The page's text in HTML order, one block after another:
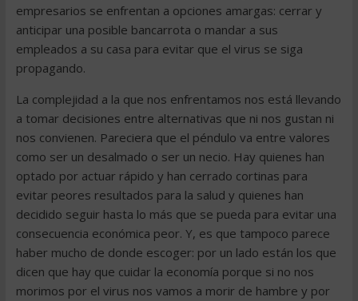
empresarios se enfrentan a opciones amargas: cerrar y
anticipar una posible bancarrota o mandar a sus
empleados a su casa para evitar que el virus se siga
propagando.
La complejidad a la que nos enfrentamos nos está llevando
a tomar decisiones entre alternativas que ni nos gustan ni
nos convienen. Pareciera que el péndulo va entre valores
como ser un desalmado o ser un necio. Hay quienes han
optado por actuar rápido y han cerrado cortinas para
evitar peores resultados para la salud y quienes han
decidido seguir hasta lo más que se pueda para evitar una
consecuencia económica peor. Y, es que tampoco parece
haber mucho de donde escoger: por un lado están los que
dicen que hay que cuidar la economía porque si no nos
morimos por el virus nos vamos a morir de hambre y por